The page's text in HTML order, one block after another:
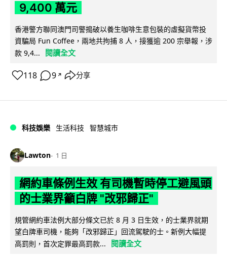
9,400 萬元
香港警方聯同澳門司警搗破以養生咖啡生意包裝的虛擬貨幣投
資騙局 Fun Coffee，兩地共拘捕 8 人，接獲逾 200 宗舉報，涉
款 9,4...
閱讀全文
118 9 ↗ 分享
科技娛樂 生活科技 智慧城市
Lawton 1 日
網約車條例生效 有司機暫時停工避風頭
的士業界籲白牌 "改邪歸正"
規管網約車法例大部分條文已於 8 月 3 日生效，的士業界就期
望白牌車司機，能夠「改邪歸正」回流駕駛的士。新例大幅提
高罰則，首次定罪最高罰款...
閱讀全文